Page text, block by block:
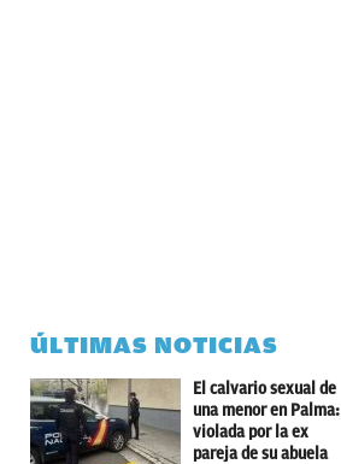
ÚLTIMAS NOTICIAS
El calvario sexual de
una menor en Palma:
violada por la ex
pareja de su abuela